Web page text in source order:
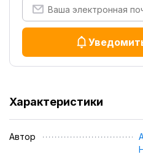
Характеристики
Автор